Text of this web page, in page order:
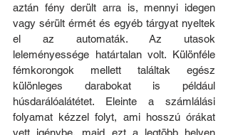
aztán fény derült arra is, mennyi idegen
vagy sérült érmét és egyéb tárgyat nyeltek
el az automaták. Az utasok
leleményessége határtalan volt. Különféle
fémkorongok mellett találtak egész
különleges darabokat is például
húsdarálóalátétet. Eleinte a számlálási
folyamat kézzel folyt, ami hosszú órákat
vett igénybe, majd ezt a legtöbb helyen